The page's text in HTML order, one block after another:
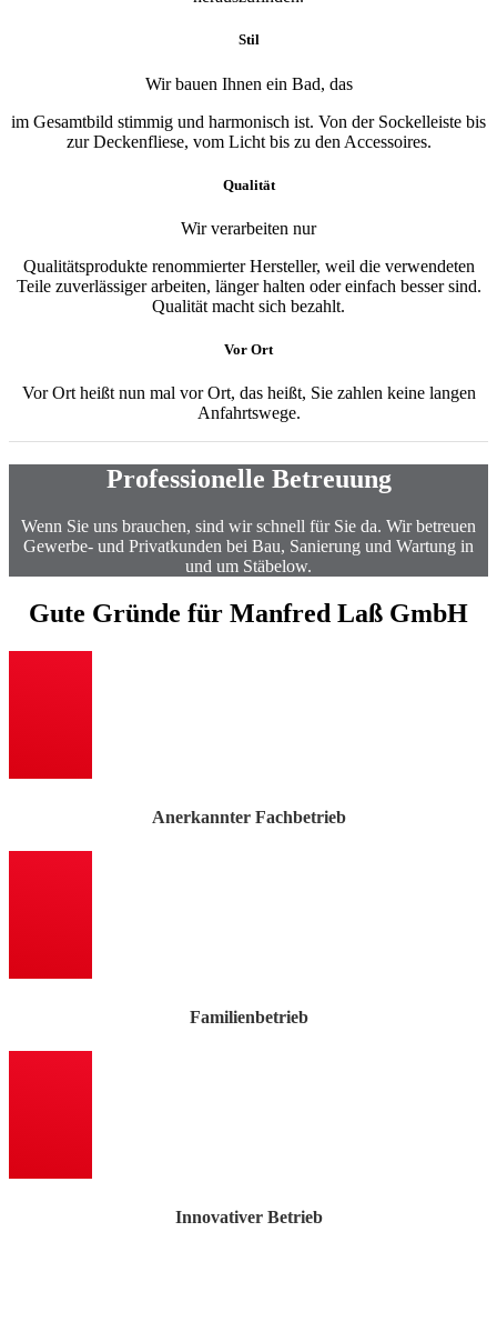
Stil
Wir bauen Ihnen ein Bad, das
im Gesamtbild stimmig und harmonisch ist. Von der Sockelleiste bis
zur Deckenfliese, vom Licht bis zu den Accessoires.
Qualität
Wir verarbeiten nur
Qualitätsprodukte renommierter Hersteller, weil die verwendeten
Teile zuverlässiger arbeiten, länger halten oder einfach besser sind.
Qualität macht sich bezahlt.
Vor Ort
Vor Ort heißt nun mal vor Ort, das heißt, Sie zahlen keine langen
Anfahrtswege.
Professionelle Betreuung
Wenn Sie uns brauchen, sind wir schnell für Sie da. Wir betreuen
Gewerbe- und Privatkunden bei Bau, Sanierung und Wartung in
und um Stäbelow.
Gute Gründe für Manfred Laß GmbH
Anerkannter Fachbetrieb
Familienbetrieb
Innovativer Betrieb